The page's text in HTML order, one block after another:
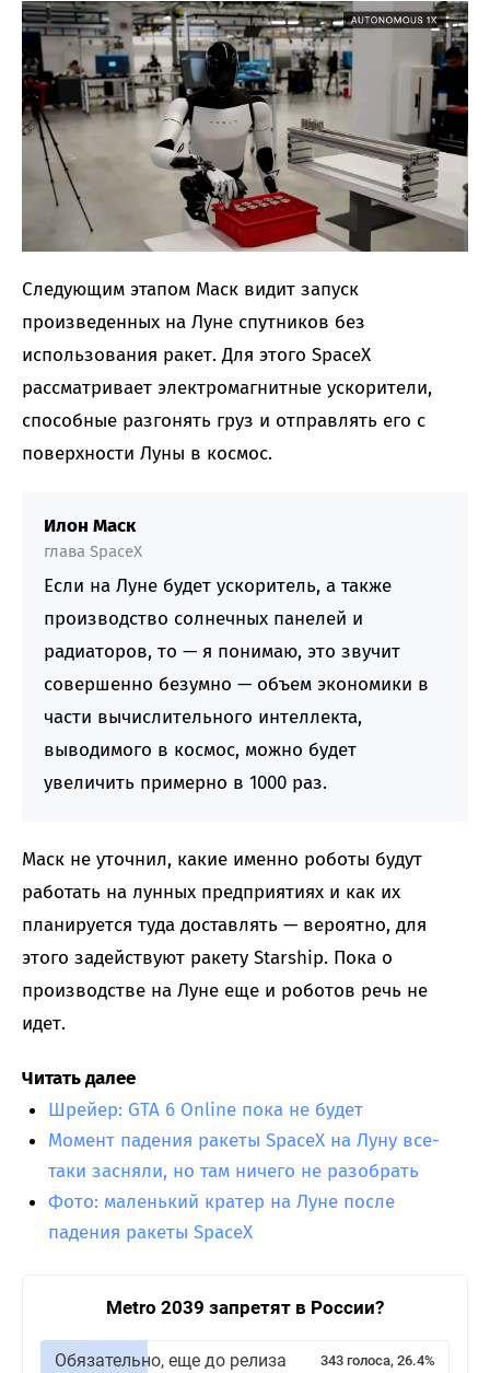
Следующим этапом Маск видит запуск
произведенных на Луне спутников без
использования ракет. Для этого SpaceX
рассматривает электромагнитные ускорители,
способные разгонять груз и отправлять его с
поверхности Луны в космос.
Илон Маск
глава SpaceX
Если на Луне будет ускоритель, а также
производство солнечных панелей и
радиаторов, то — я понимаю, это звучит
совершенно безумно — объем экономики в
части вычислительного интеллекта,
выводимого в космос, можно будет
увеличить примерно в 1000 раз.
Маск не уточнил, какие именно роботы будут
работать на лунных предприятиях и как их
планируется туда доставлять — вероятно, для
этого задействуют ракету Starship. Пока о
производстве на Луне еще и роботов речь не
идет.
Читать далее
Шрейер: GTA 6 Online пока не будет
Момент падения ракеты SpaceX на Луну все-
таки засняли, но там ничего не разобрать
Фото: маленький кратер на Луне после
падения ракеты SpaceX
Metro 2039 запретят в России?
Обязательно, еще до релиза 343 голоса, 26.4%